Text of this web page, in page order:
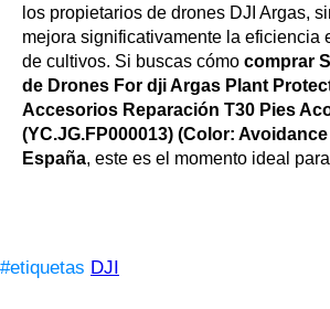
los propietarios de drones DJI Argas,
mejora significativamente la eficiencia
de cultivos. Si buscas cómo comprar
de Drones For dji Argas Plant
Accesorios Reparación T30 Pies
(YC.JG.FP000013) (Color:
España, este es el momento ideal
#etiquetas DJI